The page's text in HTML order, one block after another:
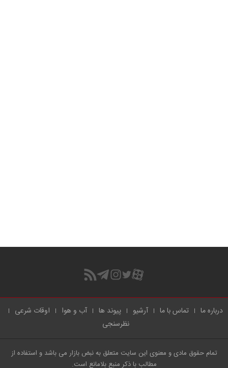
درباره ما تماس با ما آرشیو پیوند ها آب و هوا
اوقات شرعی
نظرسنجی
تمام حقوق مادی و معنوی این سایت متعلق به نبض بازار می باشد و استفاده از
مطالب با ذکر منبع بلامانع است.